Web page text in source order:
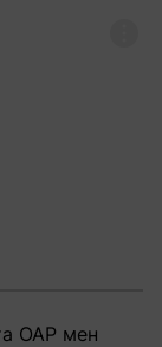
ОАР мен